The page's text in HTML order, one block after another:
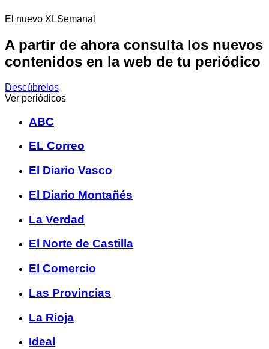
El nuevo XLSemanal
A partir de ahora consulta los nuevos
contenidos en la web de tu periódico
Descúbrelos
Ver periódicos
ABC
EL Correo
El Diario Vasco
El Diario Montañés
La Verdad
El Norte de Castilla
El Comercio
Las Provincias
La Rioja
Ideal